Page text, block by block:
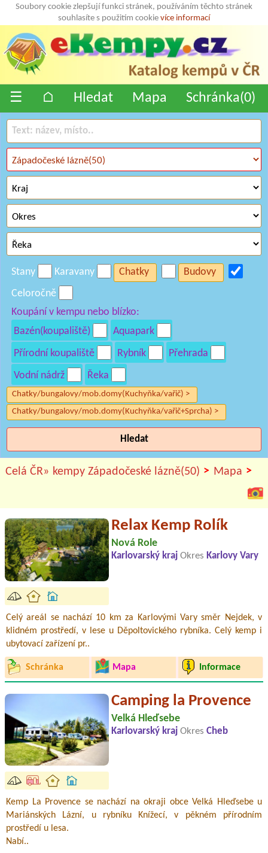
Soubory cookie zlepšují funkci stránek, používáním těchto stránek
souhlasíte s použitím cookie více informací
☰ ⌂ Hledat Mapa Schránka(0)
Stany Karavany Chatky
Budovy
Celoročně
Koupání v kempu nebo blízko:
Bazén(koupaliště)
Aquapark
Přírodní koupaliště
Rybník
Přehrada
Vodní nádrž
Řeka
Chatky/bungalovy/mob.domy(Kuchyňka/vařič) >
Chatky/bungalovy/mob.domy(Kuchyňka/vařič+Sprcha) >
Hledat
Celá ČR» kempy Západočeské lázně(50) > Mapa >
Relax Kemp Rolík
Nová Role
Karlovarský kraj Okres Karlovy Vary
Celý areál se nachází 10 km za Karlovými Vary směr Nejdek, v
klidném prostředí, v lese u Děpoltovického rybníka. Celý kemp i
ubytovací zařízení pr..
Schránka Mapa Informace
Camping la Provence
Velká Hleďsebe
Karlovarský kraj Okres Cheb
Kemp La Provence se nachází na okraji obce Velká Hleďsebe u
Mariánských Lázní, u rybníku Knížecí, v pěkném přírodním
prostředí u lesa.
Nabí..